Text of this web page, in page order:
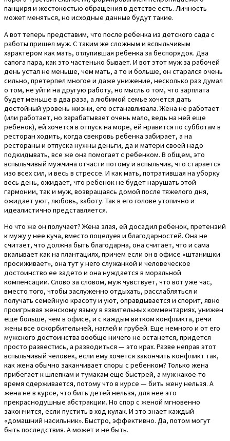
панциря и жестокостью обращения в детстве есть. Личность
может меняться, но исходные данные будут такие.
А вот теперь представим, что после ребенка из детского сада с
работы пришел муж. С таким же сложным и вспыльчивым
характером как мать, отлупившая ребенка за беспорядок. Два
сапога пара, как это частенько бывает. И вот этот муж за рабочей
день устал не меньше, чем мать, а то и больше, он старался очень
сильно, претерпел многое и даже унижение, несколько раз думал
о том, не уйти на другую работу, но мысль о том, что зарплата
будет меньше в два раза, а любимой семье хочется дать
достойный уровень жизни, его останавливала. Жена не работает
(или работает, но зарабатывает очень мало, ведь на ней еще
ребенок), ей хочется в отпуск на море, ей нравится по субботам в
ресторан ходить, когда свекровь ребенка забирает, а на
рестораны и отпуска нужны деньги, да и матери своей надо
подкидывать, все же она помогает с ребенком. В общем, это
вспыльчивый мужчина отчасти потому и вспыльчив, что старается
изо всех сил, и весь в стрессе. И как мать, потратившая на уборку
весь день, ожидает, что ребенок не будет нарушать этой
гармонии, так и муж, возвращаясь домой после тяжелого дня,
ожидает уют, любовь, заботу. Так в его голове утопично и
идеалистично представляется.
Но что же он получает? Жена злая, ей досадил ребенок, претензий
к мужу у нее куча, вместо поцелуев и благодарностей. Она не
считает, что должна быть благодарна, она считает, что и сама
вкалывает как на плантациях, причем если он в офисе «штанишки
просиживает», она тут у него служанкой и человеческое
достоинство ее задето и она нуждается в моральной
компенсации. Слово за словом, муж чувствует, что вот уже час,
вместо того, чтобы заслуженно отдыхать, расслабляться и
получать семейную красоту и уют, оправдывается и спорит, явно
проигрывая женскому языку в язвительных комментариях, унижен
еще больше, чем в офисе, и с каждым витком конфликта, речи
жены все оскорбительней, наглей и грубей. Еще немного и от его
мужского достоинства вообще ничего не останется, придется
просто развестись, а разводиться — это крах. Разве неправ этот
вспыльчивый человек, если ему хочется закончить конфликт так,
как жена обычно заканчивает споры с ребенком? Только жена
прибегает к шлепкам и тумакам еще быстрей, а муж какое-то
время сдерживается, потому что в курсе — бить жену нельзя. А
жена не в курсе, что бить детей нельзя, для нее это
прекраснодушные абстракции. Но спор с женой мгновенно
закончится, если пустить в ход кулак. И это знает каждый
«домашний насильник». Быстро, эффективно. Да, потом могут
быть последствия. А может и не быть.